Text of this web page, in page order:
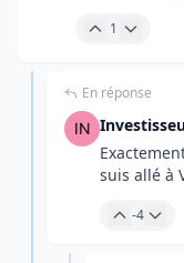
1
En réponse
suis allé à
-4